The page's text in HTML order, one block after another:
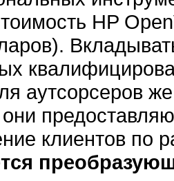
HP
аутсорсеров
клиентов по